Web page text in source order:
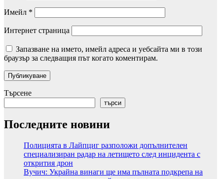
Имейл *
Интернет страница
Запазване на името, имейл адреса и уебсайта ми в този
браузър за следващия път когато коментирам.
Търсене
търси
Последните новини
Полицията в Лайпциг разположи допълнителен
специализиран радар на летището след инцидента с
открития дрон
Вучич: Украйна винаги ще има пълната подкрепа на